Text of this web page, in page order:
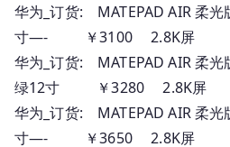
华为_订货: MATEPAD AIR 柔
寸—- ￥3100 2.8K屏
华为_订货: MATEPAD AIR 柔光
绿12寸 ￥3280 2.8K屏
华为_订货: MATEPAD AIR 柔
寸—- ￥3650 2.8K屏